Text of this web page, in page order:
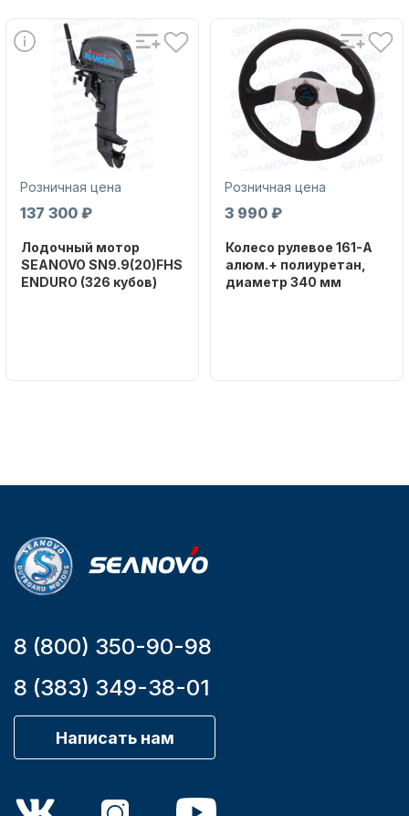
катеров
Розничная цена
137 300 ₽
Лодочный мотор
SEANOVO SN9.9(20)FHS
ENDURO (326 кубов)
Розничная цена
3 990 ₽
Колесо рулевое 161-A
алюм.+ полиуретан,
диаметр 340 мм
8 (800) 350-90-98
8 (383) 349-38-01
Написать нам